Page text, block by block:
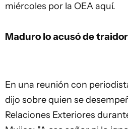
miércoles por la OEAaquí.
Maduro lo acusó de traidor
En una reunión con
dijo sobre quien se
Relaciones Exteriores